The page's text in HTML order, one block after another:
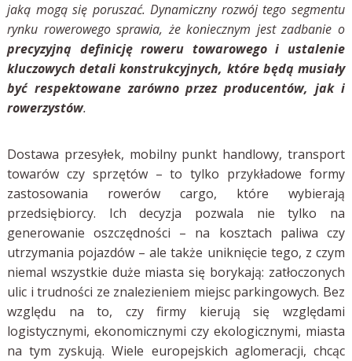
jaką mogą się poruszać. Dynamiczny rozwój tego segmentu
rynku rowerowego sprawia, że koniecznym jest zadbanie o
precyzyjną definicję roweru towarowego i ustalenie
kluczowych detali konstrukcyjnych, które będą musiały
być respektowane zarówno przez producentów, jak i
rowerzystów.
Dostawa przesyłek, mobilny punkt handlowy, transport
towarów czy sprzętów – to tylko przykładowe formy
zastosowania rowerów cargo, które wybierają
przedsiębiorcy. Ich decyzja pozwala nie tylko na
generowanie oszczędności – na kosztach paliwa czy
utrzymania pojazdów – ale także uniknięcie tego, z czym
niemal wszystkie duże miasta się borykają: zatłoczonych
ulic i trudności ze znalezieniem miejsc parkingowych. Bez
względu na to, czy firmy kierują się względami
logistycznymi, ekonomicznymi czy ekologicznymi, miasta
na tym zyskują. Wiele europejskich aglomeracji, chcąc